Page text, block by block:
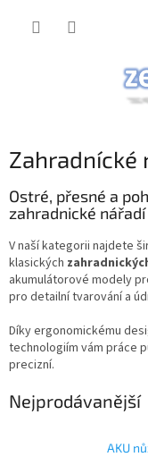
Zahradnícké
Ostré, přesné a
zahradnické nářadí
V naší kategorii najdete
klasických
akumulátorové modely
pro detailní tvarování a
Díky ergonomickému
technologiím vám práce
precizní.
Nejprodávanější
AKU